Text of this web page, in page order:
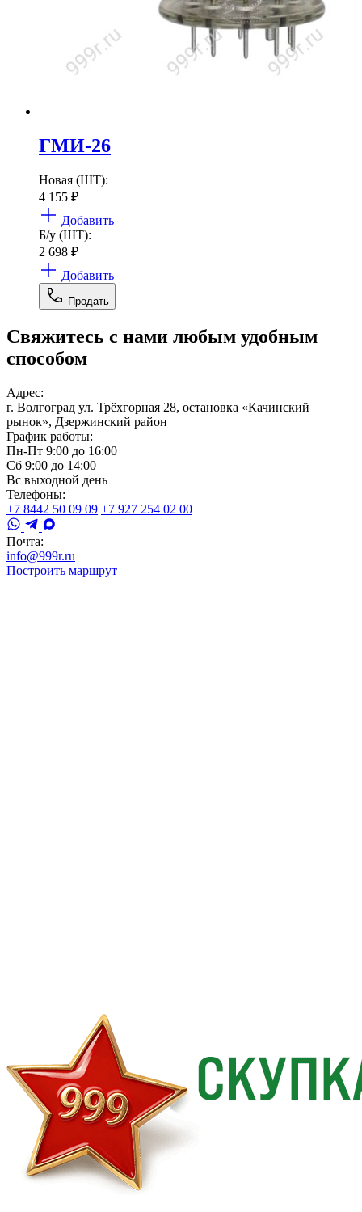
ГМИ-26
Новая (ШТ):
4 155 ₽
Добавить
Б/у (ШТ):
2 698 ₽
Добавить
Продать
Свяжитесь с нами любым удобным
способом
Адрес:
г. Волгоград ул. Трёхгорная 28, остановка «Качинский
рынок», Дзержинский район
График работы:
Пн-Пт 9:00 до 16:00
Сб 9:00 до 14:00
Вс выходной день
Телефоны:
+7 8442 50 09 09 +7 927 254 02 00
Почта:
info@999r.ru
Построить маршрут